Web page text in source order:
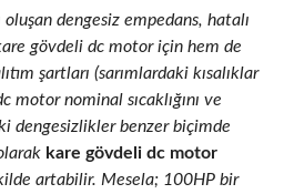
dengesiz empedans, hatalı
gövdeli dc motor için hem de
şartları (sarımlardaki kısalıklar
motor nominal sıcaklığını ve
dengesizlikler benzer biçimde
kare gövdeli dc motor
artabilir. Mesela; 100HP bir